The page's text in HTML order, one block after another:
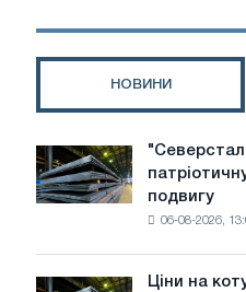
НОВИНИ
"Северсталь"
підтримала
патріотичну
подвигу
06-08-2026,
Ціни
Ціни на